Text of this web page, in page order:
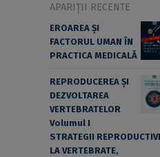
APARIȚII RECENTE
EROAREA ȘI
FACTORUL UMAN ÎN
PRACTICA MEDICALĂ
REPRODUCEREA ȘI
DEZVOLTAREA
VERTEBRATELOR
Volumul I
STRATEGII
LA VERTEBRATE,